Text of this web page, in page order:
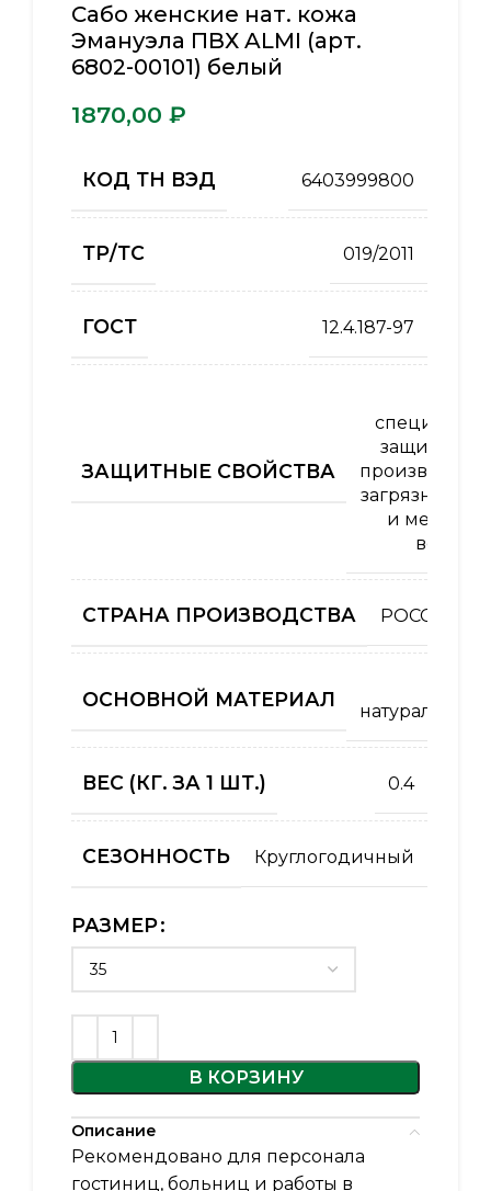
Сабо женские нат. кожа
Эмануэла ПВХ ALMI (арт.
6802-00101) белый
₽
КОД ТН ВЭД 6403999800
ТР/ТС 019/2011
ГОСТ 12.4.187-97
ЗАЩИТНЫЕ СВОЙСТВА
защиты от
загрязнений
и
СТРАНА ПРОИЗВОДСТВА РОССИЯ
ОСНОВНОЙ МАТЕРИАЛ
натуральная
ВЕС (КГ. ЗА 1 ШТ.) 0.4
СЕЗОННОСТЬ Круглогодичный
РАЗМЕР
В КОРЗИНУ
Описание
Рекомендовано для персонала
гостиниц, больниц и работы в